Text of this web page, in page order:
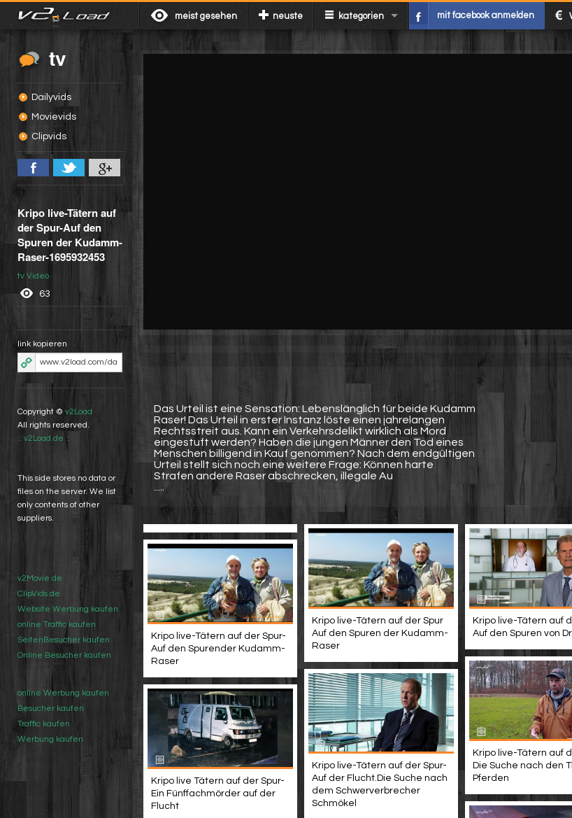
meist gesehen neuste kategorien mit facebook anmelden
tv
Dailyvids
Movievids
Clipvids
Kripo live-Tätern auf
der Spur-Auf den
Spuren der Kudamm-
Raser-1695932453
tv Video
63
link kopieren
Copyright © v2Load
All rights reserved.
:: v2Load.de ::
This side stores no data or
files on the server. We list
only contents of other
suppliers.
v2Movie.de
ClipVids.de
Website Werbung kaufen
online Traffic kaufen
SeitenBesucher kaufen
Online Besucher kaufen
online Werbung kaufen
Besucher kaufen
Traffic kaufen
Werbung kaufen
Das Urteil ist eine Sensation: Lebenslänglich für beide Kudamm
Raser! Das Urteil in erster Instanz löste einen jahrelangen
Rechtsstreit aus. Kann ein Verkehrsdelikt wirklich als Mord
eingestuft werden? Haben die jungen Männer den Tod eines
Menschen billigend in Kauf genommen? Nach dem endgültigen
Urteil stellt sich noch eine weitere Frage: Können harte
Strafen andere Raser abschrecken, illegale Au
.....
Kripo live-Tätern auf der Spur
Auf den Spuren der Kudamm-
Raser
Kripo live-Tätern auf
Auf den Spuren von
Kripo live-Tätern auf der Spur-
Auf den Spurender Kudamm-
Raser
Kripo live-Tätern auf
Die Suche nach den
Pferden
Kripo live-Tätern auf der Spur-
Auf der Flucht.Die Suche nach
dem Schwerverbrecher
Schmökel
Kripo live Tätern auf der Spur-
Ein Fünffachmörder auf der
Flucht